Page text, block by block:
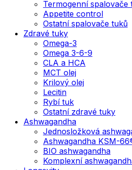
Termogenní spalovače
Appetite control
Ostatní spalovače tuků
Zdravé tuky
Omega-3
Omega 3-6-9
CLA a HCA
MCT olej
Krilový olej
Lecitin
Rybí tuk
Ostatní zdravé tuky
Ashwagandha
Jednosložková
Ashwagandha KSM-
BIO ashwagandha
Komplexní